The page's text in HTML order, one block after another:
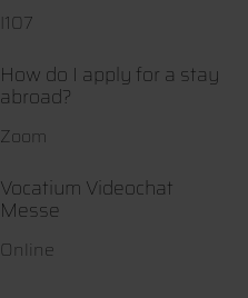
I107
How do I apply for a stay
abroad?
Zoom
Vocatium Videochat
Messe
Online